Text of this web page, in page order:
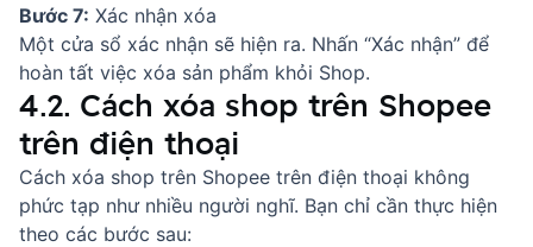
Bước 7: Xác nhận xóa
Một cửa sổ xác nhận sẽ hiện ra. Nhấn “Xác nhận” để
hoàn tất việc xóa sản phẩm khỏi Shop.
4.2. Cách xóa shop trên Shopee
trên điện thoại
Cách xóa shop trên Shopee trên điện thoại không
phức tạp như nhiều người nghĩ. Bạn chỉ cần thực hiện
theo các bước sau: